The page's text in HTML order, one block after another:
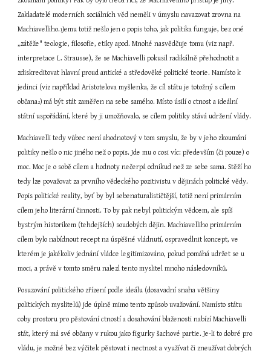
Zakladatelé moderních sociálních věd neměli v úmyslu navazovat zrovna na
Machiavelliho.1Jemu totiž nešlo jen o popis toho, jak politika funguje, bez oné
„zátěže" teologie, filosofie, etiky apod. Mnohé nasvědčuje tomu (viz např.
interpretace L. Strausse), že se Machiavelli pokusil radikálně přehodnotit a
zdiskreditovat hlavní proud antické a středověké politické teorie. Namísto k
jedinci (viz například Aristotelova myšlenka, že cíl státu je totožný s cílem
občana2) má být stát zaměřen na sebe samého. Místo úsilí o ctnost a ideální
státní uspořádání, které by ji umožňovalo, se cílem politiky stává udržení vlády.
Machiavelli tedy vůbec není ahodnotový v tom smyslu, že by v jeho zkoumání
politiky nešlo o nic jiného než o popis. Jde mu o cosi víc: především (či pouze) o
moc. Moc je o sobě cílem a hodnoty nečerpá odnikud než ze sebe sama. Stěží ho
tedy lze považovat za prvního vědeckého pozitivistu v dějinách politické vědy.
Popis politické reality, byť by byl sebenaturalističtější, totiž není primárním
cílem jeho literární činnosti. To by pak nebyl politickým vědcem, ale spíš
bystrým historikem (tehdejších) soudobých dějin. Machiavelliho primárním
cílem bylo nabídnout recept na úspěšné vládnutí, ospravedlnit koncept, ve
kterém je jakékoliv jednání vládce legitimizováno, pokud pomáhá udržet se u
moci, a právě v tomto směru nalezl tento myslitel mnoho následovníků.
Posuzování politického zřízení podle ideálu (dosavadní snaha většiny
politických myslitelů) jde úplně mimo tento způsob uvažování. Namísto státu
coby prostoru pro pěstování ctností a dosahování blaženosti nabízí Machiavelli
stát, který má své občany v rukou jako figurky šachové partie. Je-li to dobré pro
vládu, je možné bez výčitek pěstovat i nectnost a využívat či zneužívat dobrých